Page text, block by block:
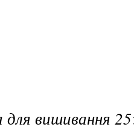
для вишивання